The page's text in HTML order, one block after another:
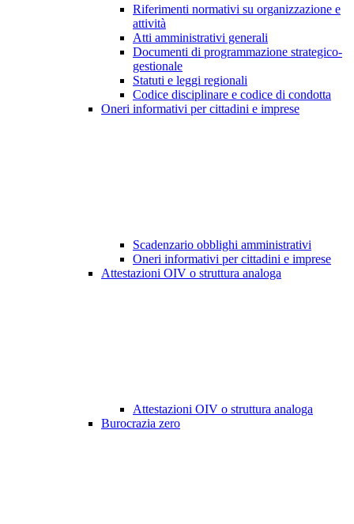
Riferimenti normativi su organizzazione e
attività
Atti amministrativi generali
Documenti di programmazione strategico-
gestionale
Statuti e leggi regionali
Codice disciplinare e codice di condotta
Oneri informativi per cittadini e imprese
Scadenzario obblighi amministrativi
Oneri informativi per cittadini e imprese
Attestazioni OIV o struttura analoga
Attestazioni OIV o struttura analoga
Burocrazia zero